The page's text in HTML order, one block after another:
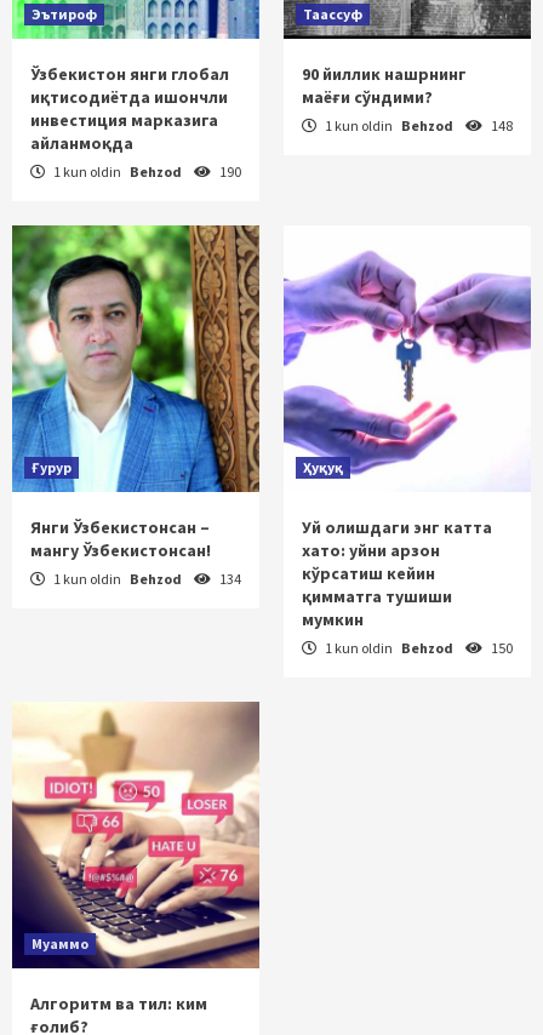
Эътироф
Ўзбекистон янги глобал
иқтисодиётда ишончли
инвестиция марказига
айланмоқда
1 kun oldin Behzod 190
Таассуф
90 йиллик нашрнинг
маёғи сўндими?
1 kun oldin Behzod 148
Ғурур
Янги Ўзбекистонсан –
мангу Ўзбекистонсан!
1 kun oldin Behzod 134
Ҳуқуқ
Уй олишдаги энг катта
хато: уйни арзон
кўрсатиш кейин
қимматга тушиши
мумкин
1 kun oldin Behzod 150
Муаммо
Алгоритм ва тил: ким
ғолиб?